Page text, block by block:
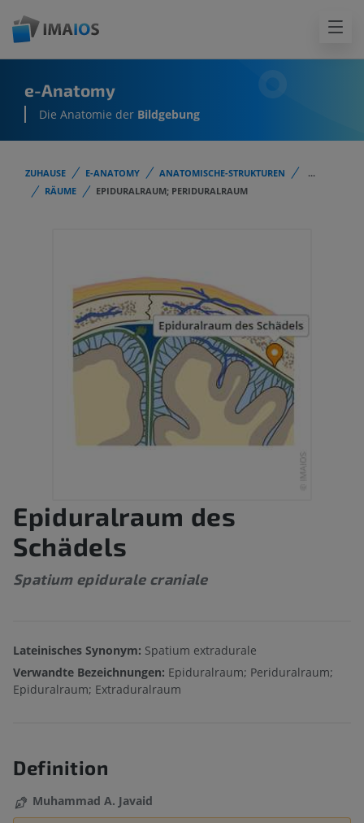
e-Anatomy
Die Anatomie der Bildgebung
ZUHAUSE E-ANATOMY ANATOMISCHE-STRUKTUREN
...
RÄUME
EPIDURALRAUM; PERIDURALRAUM
Epiduralraum des
Schädels
Spatium epidurale craniale
Lateinisches Synonym: Spatium extradurale
Verwandte Bezeichnungen: Epiduralraum; Periduralraum;
Epiduralraum; Extraduralraum
Definition
Muhammad A. Javaid